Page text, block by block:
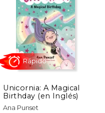
Rápido
Unicornia: A Magical
Birthday (en Inglés)
Ana Punset